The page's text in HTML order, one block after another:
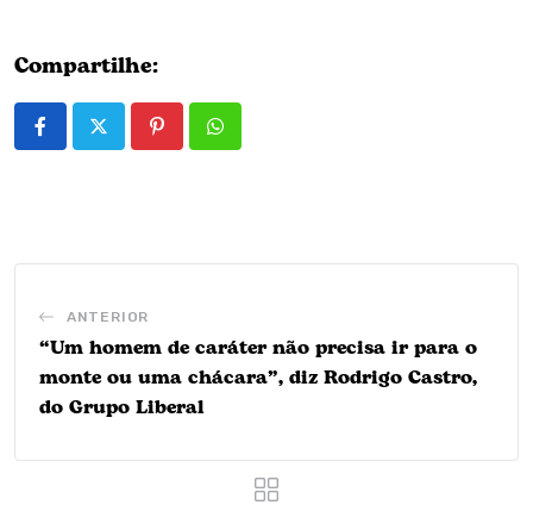
Compartilhe:
PinterestWhatsapp
ANTERIOR
“Um homem de caráter não precisa ir para o
monte ou uma chácara”, diz Rodrigo Castro,
do Grupo Liberal